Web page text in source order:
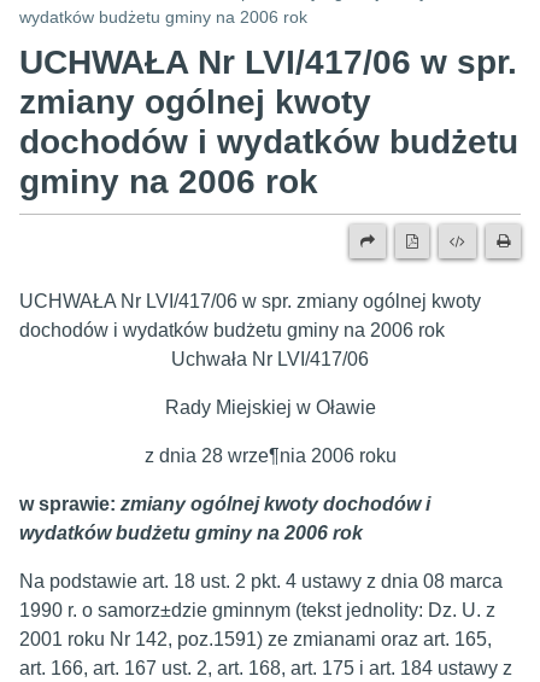
wydatków budżetu gminy na 2006 rok
UCHWAŁA Nr LVI/417/06 w spr.
zmiany ogólnej kwoty
dochodów i wydatków budżetu
gminy na 2006 rok
UCHWAŁA Nr LVI/417/06 w spr. zmiany ogólnej kwoty
dochodów i wydatków budżetu gminy na 2006 rok
Uchwała Nr LVI/417/06
Rady Miejskiej w Oławie
z dnia 28 wrze¶nia 2006 roku
w sprawie: zmiany ogólnej kwoty dochodów i
wydatków budżetu gminy na 2006 rok
Na podstawie art. 18 ust. 2 pkt. 4 ustawy z dnia 08 marca
1990 r. o samorz±dzie gminnym (tekst jednolity: Dz. U. z
2001 roku Nr 142, poz.1591) ze zmianami oraz art. 165,
art. 166, art. 167 ust. 2, art. 168, art. 175 i art. 184 ustawy z